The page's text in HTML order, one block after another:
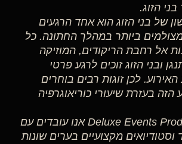
הזוג.
של בני הזוג הוא אחד הרגעים
ביותר במהלך החתונה. כל
אל רחבת הריקודים, המוזיקה
ובני הזוג זוכים לרגע פרטי
לכן זוגות רבים בוחרים
הזה בעזרת שיעורי כוריאוגרפיה
בבית Deluxe Events Production אנו עובדים עם
וסטודיואים מקצועיים בערים שונות